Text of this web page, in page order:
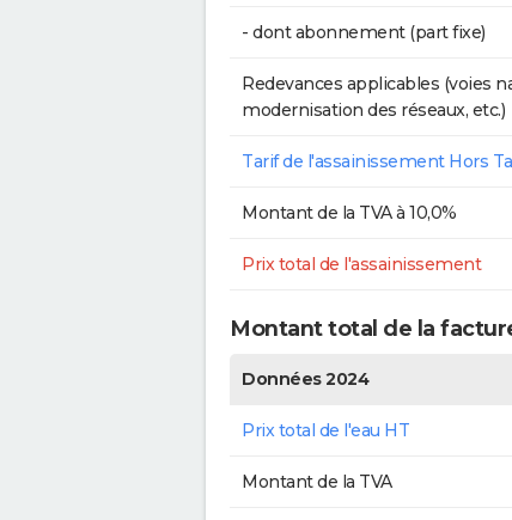
- dont abonnement (part fixe)
Redevances applicables (voies
modernisation des réseaux, etc.)
Tarif de l'assainissement Hors
Montant de la TVA à 10,0%
Prix total de l'assainissement
Montant total de la
Données 2024
Prix total de l'eau HT
Montant de la TVA